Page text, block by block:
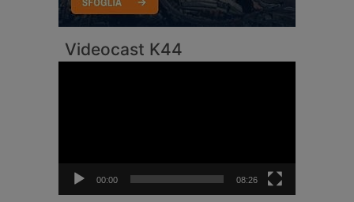
Videocast K44
00:00 08:26